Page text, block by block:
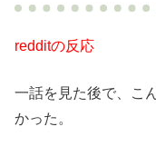
redditの反応
一話を見た後で、こ
かった。